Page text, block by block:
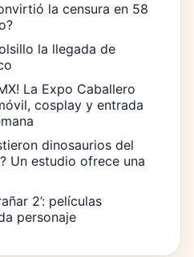
la censura en 58
la llegada de
La Expo Caballero
cosplay y entrada
dinosaurios del
Un estudio ofrece una
2’: películas
personaje